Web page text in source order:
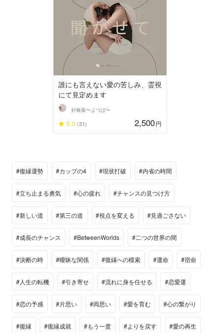
誰にも言えない愛の苦しみ、霊視
にて見定めます
好椿葉〜よつば〜
5.0 (31) 2,500円
#復縁運勢 #カップの4 #現状打破 #内省の時間
#立ち止まる勇気 #心の疲れ #チャンスの見つけ方
#新しい道 #第三の道 #視点を変える #見過ごさない
#成長のチャンス #BetweenWorlds #二つの世界の間
#決断の時 #曖昧な関係 #復縁への模索 #運命 #宿命
#人生の転機 #引き寄せ #流れに身を任せる #恋愛運
#恋の予感 #片思い #両思い #愛を育む #心の繋がり
#復縁 #復縁成就 #もう一度 #よりを戻す #愛の再生